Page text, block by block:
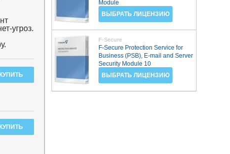
угроз.
Module
ВЫБРАТЬ ЛИЦЕНЗИЮ
F-Secure
F-Secure Protection Service for
Business (PSB), E-mail and Server
Security Module 10
ВЫБРАТЬ ЛИЦЕНЗИЮ